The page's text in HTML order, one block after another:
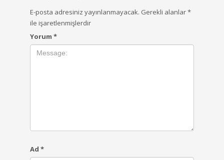
E-posta adresiniz yayınlanmayacak. Gerekli alanlar*
ile işaretlenmişlerdir
Yorum *
Ad *